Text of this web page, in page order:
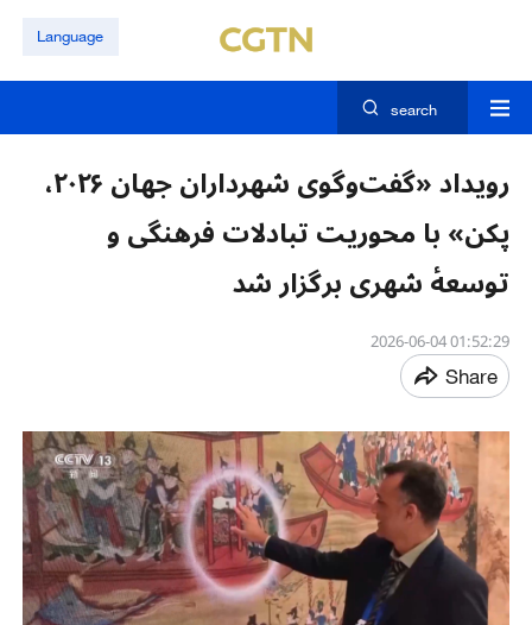
Language
search
رویداد «گفت‌وگوی شهرداران جهان ۲۰۲۶،
پکن» با محوریت تبادلات فرهنگی و
توسعهٔ شهری برگزار شد
01:52:29 2026-06-04
Share